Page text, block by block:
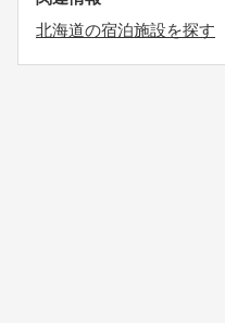
北海道の宿泊施設を探す